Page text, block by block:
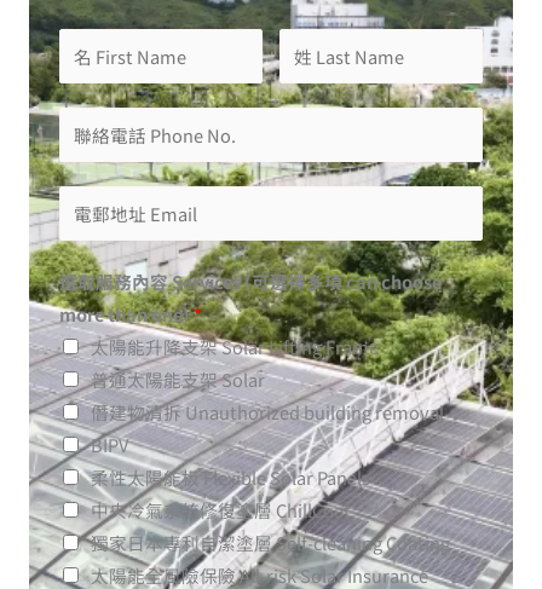
選取服務內容 Services (可選擇多項 can choose
more than one)*
太陽能升降支架 Solar Lifting Frame
普通太陽能支架 Solar
僭建物清拆 Unauthorized building removal
BIPV
柔性太陽能板 Flexible Solar Panels
中央冷氣系統修復塗層 ChillCoat
獨家日本專利自潔塗層​ Self-cleaning Coating
太陽能全風險保險 All-risk Solar Insurance